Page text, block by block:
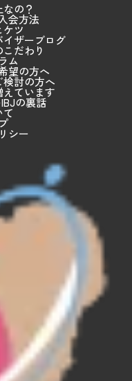
の？
会方法
ケツ
ザーブログ
だわり
ム
望の方へ
討の方へ
ています
の裏話
て
シー